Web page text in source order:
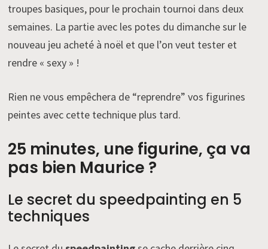
troupes basiques, pour le prochain tournoi dans deux
semaines. La partie avec les potes du dimanche sur le
nouveau jeu acheté à noël et que l’on veut tester et
rendre « sexy » !
Rien ne vous empêchera de “reprendre” vos figurines
peintes avec cette technique plus tard.
25 minutes, une figurine, ça va
pas bien Maurice ?
Le secret du speedpainting en 5
techniques